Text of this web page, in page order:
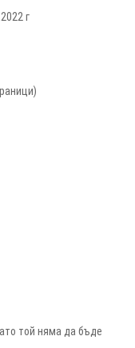
г
той няма да бъде